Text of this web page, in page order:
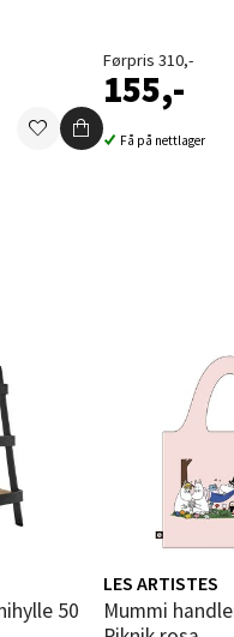
Førpris 310,-
155,-
Få på nettlager
LES ARTISTES
Mummi handlenett 20 L
Velg